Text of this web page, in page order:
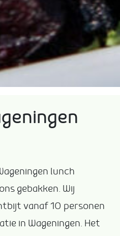
lunch
gebakken. Wij
vanaf 10 personen
in Wageningen. Het